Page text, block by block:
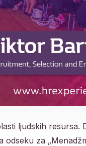
ljudskih resursa.
za